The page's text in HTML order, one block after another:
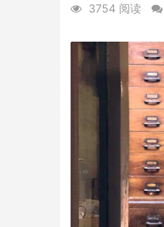
3754 阅读